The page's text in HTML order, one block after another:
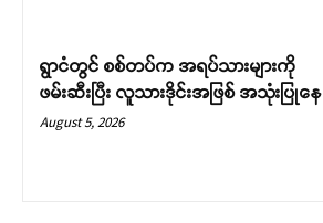
ရွာငံတွင် စစ်တပ်က အရပ်သားများကို
ဖမ်းဆီးပြီး လူသားဒိုင်းအဖြစ် အသုံးပြုနေ
August 5, 2026